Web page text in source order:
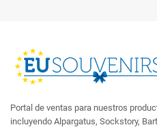
Portal de ventas para nuestros
incluyendo Alpargatus, Sockstory,